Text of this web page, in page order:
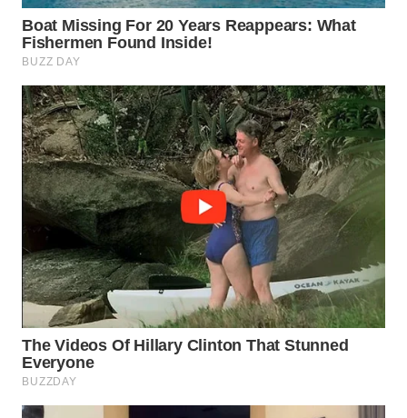
WAHANA
HEALTH
WAHANA
DESA
WISATA
LAPAK
WAHANA
Wahana
Network
KONSUMEN
LISTRIK
MASYARAKAT